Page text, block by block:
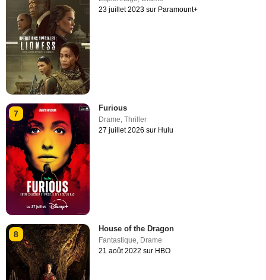
23 juillet 2023 sur Paramount+
7
Furious
Drame,Thriller
27 juillet 2026 sur Hulu
8
House of the Dragon
Fantastique, Drame
21 août 2022 sur HBO